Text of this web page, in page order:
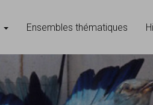
Ensembles thématiques